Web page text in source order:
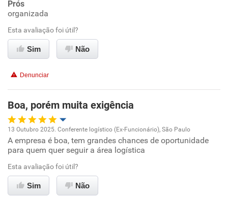
Ambiente de trabalho
Conciliação com a vida familiar
Prós
organizada
Esta avaliação foi útil?
Sim Não
Denunciar
Boa, porém muita exigência
Oportunidade de promoção
Ambiente de trabalho
Conciliação com a vida familiar
13 Outubro 2025. Conferente logístico (Ex-Funcionário), São Paulo
A empresa é boa, tem grandes chances de oportunidade
para quem quer seguir a área logística
Esta avaliação foi útil?
Sim Não